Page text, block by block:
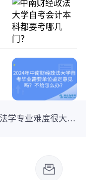
2024年中南财经政法大学自考本科法学专业难度很大吗？可以考司法考试吗？